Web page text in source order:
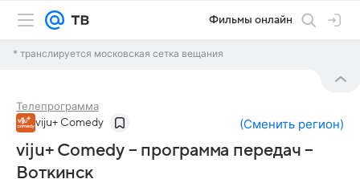
Фильмы онлайн
* транслируется московская сетка вещания
Телепрограмма
viju+ Comedy (Сменить регион)
viju+ Comedy – программа передач –
Воткинск